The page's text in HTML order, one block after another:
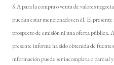
S.A para la compra o venta de valores
puedan estar mencionados en él. El
prospecto de emisión ni una oferta pública.
presente informe ha sido obtenida de
información puede ser incompleta o parcial